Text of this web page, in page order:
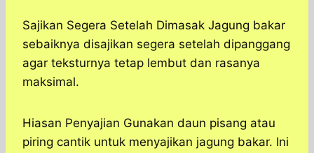
Sajikan Segera Setelah Dimasak Jagung bakar
sebaiknya disajikan segera setelah dipanggang
agar teksturnya tetap lembut dan rasanya
maksimal.
Hiasan Penyajian Gunakan daun pisang atau
piring cantik untuk menyajikan jagung bakar. Ini